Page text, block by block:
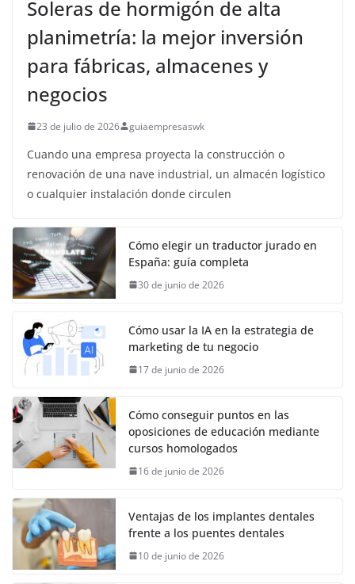
Soleras de hormigón de alta
planimetría: la mejor inversión
para fábricas, almacenes y
negocios
23 de julio de 2026 guiaempresaswk
Cuando una empresa proyecta la construcción o
renovación de una nave industrial, un almacén logístico
o cualquier instalación donde circulen
Cómo elegir un traductor jurado en
España: guía completa
30 de junio de 2026
Cómo usar la IA en la estrategia de
marketing de tu negocio
17 de junio de 2026
Cómo conseguir puntos en las
oposiciones de educación mediante
cursos homologados
16 de junio de 2026
Ventajas de los implantes dentales
frente a los puentes dentales
10 de junio de 2026